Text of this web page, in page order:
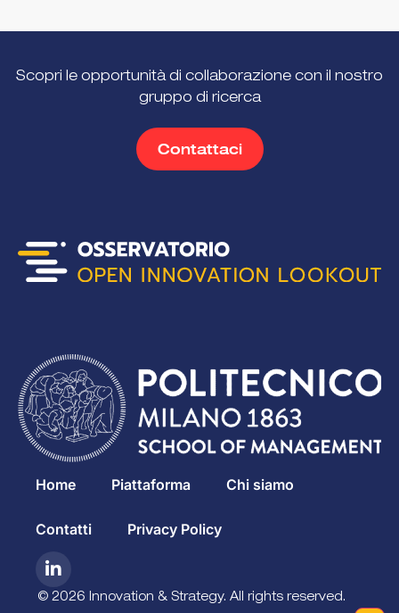
Scopri le opportunità di collaborazione con il nostro
gruppo di ricerca
Contattaci
Home Piattaforma Chi siamo
Contatti Privacy Policy
© 2026 Innovation & Strategy. All rights reserved.